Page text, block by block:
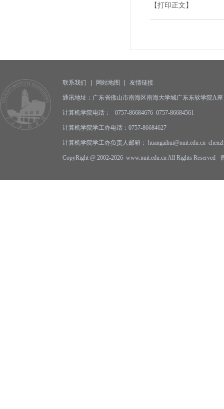
【打印正文】
联系我们 | 网站地图 | 友情链接
通讯地址：广东省佛山市南海区南海大学城广东东软学院A
计算机学院电话： 0757-86684676 0757-86684561
计算机学院学工办电话：0757-86684627
计算机学院学工办负责人邮箱： huangaihui@nuit.edu.cn
CopyRight @ 2002-2026 www.nuit.edu.cn All Rights Reserved